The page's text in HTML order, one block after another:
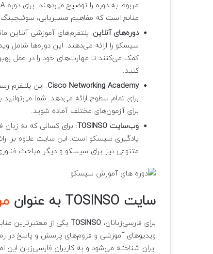
منابع است که مفاهیم مسیریابی،
دوره‌های آنلاین: پلتفرم‌های آموزشی آنلاین
سیسکو را ارائه می‌دهند. این دوره‌ها شامل
کمک می‌کنند تا مهارت‌های خود را در عمل
کنید.
Cisco Networking Academy: این پلتفرم
برای تمام سطوح ارائه می‌دهد. شما
برای آزمون‌های مختلف آماده شوید.
وب‌سایت TOSINSO
: برای کسانی که به زبان
یادگیری سیسکو است. این سایت علاوه بر
متنوعی نیز برای سیسکو و دیگر مباحث
سایت TOSINSO به عنوان
برای فارسی‌زبانان، TOSINSO یکی از معتبرترین
ایران شناخته می‌شود و به کاربران فارسی‌زبان